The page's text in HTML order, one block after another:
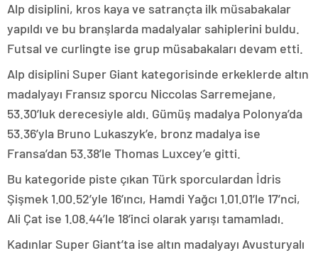
Alp disiplini, kros kaya ve satrançta ilk müsabakalar
yapıldı ve bu branşlarda madalyalar sahiplerini buldu.
Futsal ve curlingte ise grup müsabakaları devam etti.
Alp disiplini Super Giant kategorisinde erkeklerde altın
madalyayı Fransız sporcu Niccolas Sarremejane,
53.30’luk derecesiyle aldı. Gümüş madalya Polonya’da
53.36’yla Bruno Lukaszyk’e, bronz madalya ise
Fransa’dan 53.38’le Thomas Luxcey’e gitti.
Bu kategoride piste çıkan Türk sporculardan İdris
Şişmek 1.00.52’yle 16’ıncı, Hamdi Yağcı 1.01.01’le 17’nci,
Ali Çat ise 1.08.44’le 18’inci olarak yarışı tamamladı.
Kadınlar Super Giant’ta ise altın madalyayı Avusturyalı